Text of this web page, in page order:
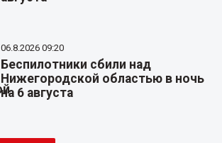
06.8.2026 09:20
Беспилотники сбили над
Нижегородской областью в ночь
на 6 августа